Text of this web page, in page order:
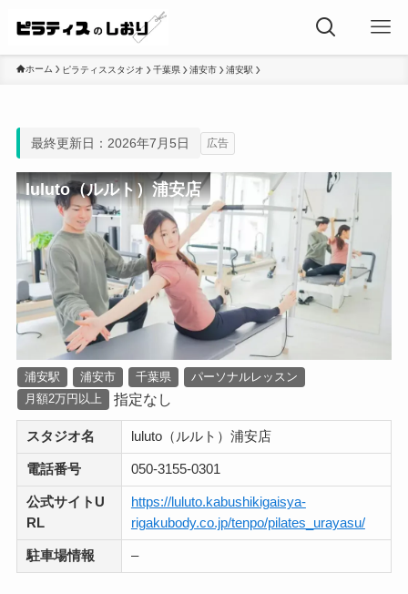
ホーム ピラティススタジオ 千葉県 浦安市 浦安駅
最終更新日：2026年7月5日 広告
luluto（ルルト）浦安店
浦安駅 浦安市 千葉県
パーソナルレッスン
月額2万円以上
指定なし
スタジオ名 luluto（ルルト）浦安店
電話番号 050-3155-0301
公式サイトU
RL
https://luluto.kabushikigaisya-
rigakubody.co.jp/tenpo/pilates_urayasu/
駐車場情報 –